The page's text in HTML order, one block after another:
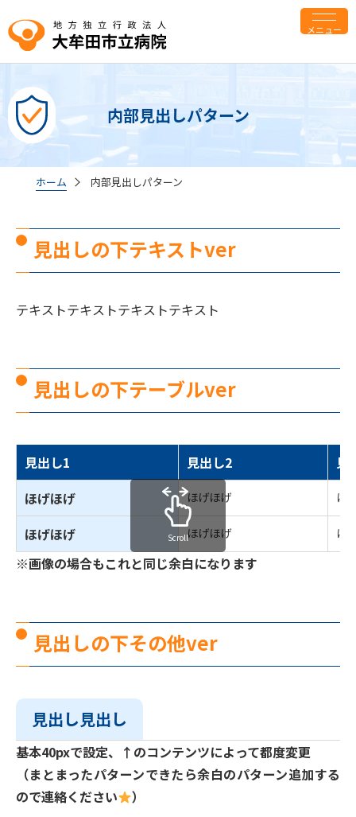
メニュー
内部見出しパターン
ホーム 内部見出しパターン
見出しの下テキストver
テキストテキストテキストテキスト
見出しの下テーブルver
見出し1 見出し2
見
ほげほげ
ほげほげ ほ
ほげほげ ほげほげ ほ
Scroll
※画像の場合もこれと同じ余白になります
見出しの下その他ver
見出し見出し
基本40pxで設定、↑のコンテンツによって都度変更
（まとまったパターンできたら余白のパターン追加する
ので連絡ください
）